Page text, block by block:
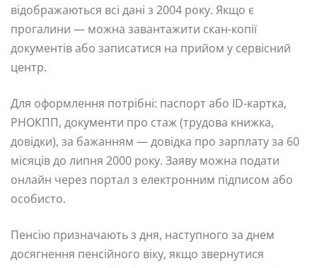
відображаються всі дані з 2004 року. Якщо є
прогалини — можна завантажити скан-копії
документів або записатися на прийом у сервісний
центр.
Для оформлення потрібні: паспорт або ID-картка,
РНОКПП, документи про стаж (трудова книжка,
довідки), за бажанням — довідка про зарплату за 60
місяців до липня 2000 року. Заяву можна подати
онлайн через портал з електронним підписом або
особисто.
Пенсію призначають з дня, наступного за днем
досягнення пенсійного віку, якщо звернутися